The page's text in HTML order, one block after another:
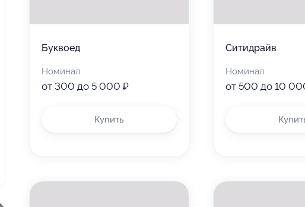
Буквоед
Номинал
от 300 до 5 000 ₽
Купить
Ситидрайв
Номинал
от 500 до 10